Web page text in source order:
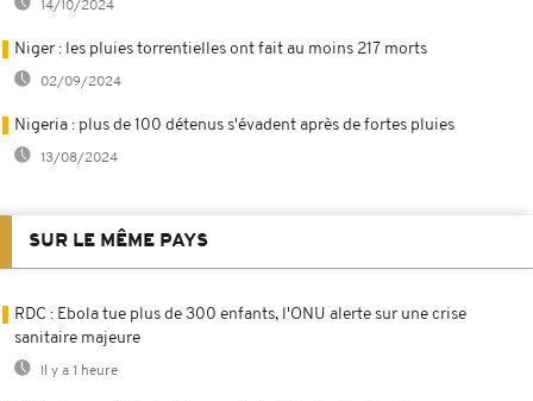
14/10/2024
Niger : les pluies torrentielles ont fait au moins 217 morts
02/09/2024
Nigeria : plus de 100 détenus s'évadent après de fortes pluies
13/08/2024
SUR LE MÊME PAYS
RDC : Ebola tue plus de 300 enfants, l'ONU alerte sur une crise
sanitaire majeure
Il y a 1 heure